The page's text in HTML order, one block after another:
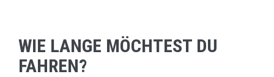
WIE LANGE MÖCHTEST DU
FAHREN?